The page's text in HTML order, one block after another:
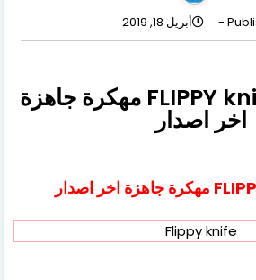
أبريل 18, 2019
تحميل لعبة FLIPPY knife مهكرة جاهزة
اخر اصدار
Flippy knife